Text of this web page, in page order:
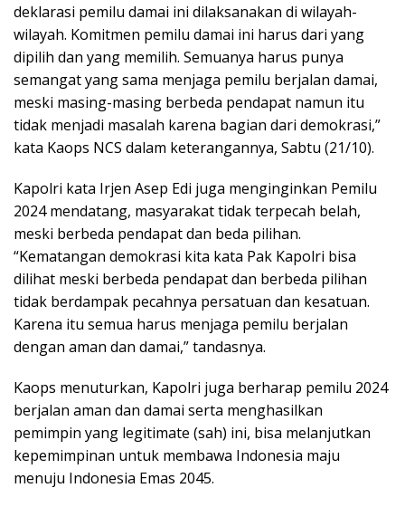
deklarasi pemilu damai ini dilaksanakan di wilayah-
wilayah. Komitmen pemilu damai ini harus dari yang
dipilih dan yang memilih. Semuanya harus punya
semangat yang sama menjaga pemilu berjalan damai,
meski masing-masing berbeda pendapat namun itu
tidak menjadi masalah karena bagian dari demokrasi,”
kata Kaops NCS dalam keterangannya, Sabtu (21/10).
Kapolri kata Irjen Asep Edi juga menginginkan Pemilu
2024 mendatang, masyarakat tidak terpecah belah,
meski berbeda pendapat dan beda pilihan.
“Kematangan demokrasi kita kata Pak Kapolri bisa
dilihat meski berbeda pendapat dan berbeda pilihan
tidak berdampak pecahnya persatuan dan kesatuan.
Karena itu semua harus menjaga pemilu berjalan
dengan aman dan damai,” tandasnya.
Kaops menuturkan, Kapolri juga berharap pemilu 2024
berjalan aman dan damai serta menghasilkan
pemimpin yang legitimate (sah) ini, bisa melanjutkan
kepemimpinan untuk membawa Indonesia maju
menuju Indonesia Emas 2045.